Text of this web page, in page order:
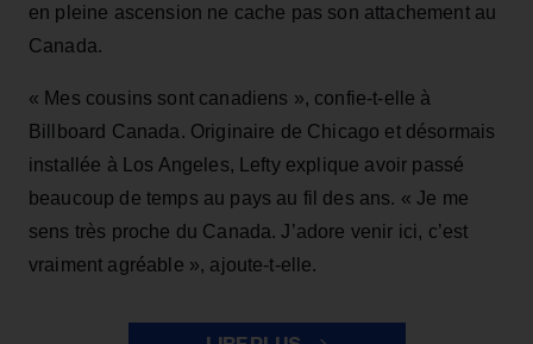
en pleine ascension ne cache pas son attachement au
Canada.
« Mes cousins sont canadiens », confie-t-elle à
Billboard Canada. Originaire de Chicago et désormais
installée à Los Angeles, Lefty explique avoir passé
beaucoup de temps au pays au fil des ans. « Je me
sens très proche du Canada. J’adore venir ici, c’est
vraiment agréable », ajoute-t-elle.